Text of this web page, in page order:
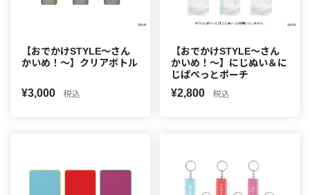
【おでかけSTYLE～さん
かいめ！～】クリアボトル
¥3,000 税込
【おでかけSTYLE～さん
かいめ！～】にじぬい＆に
じぱぺっとポーチ
¥2,800 税込